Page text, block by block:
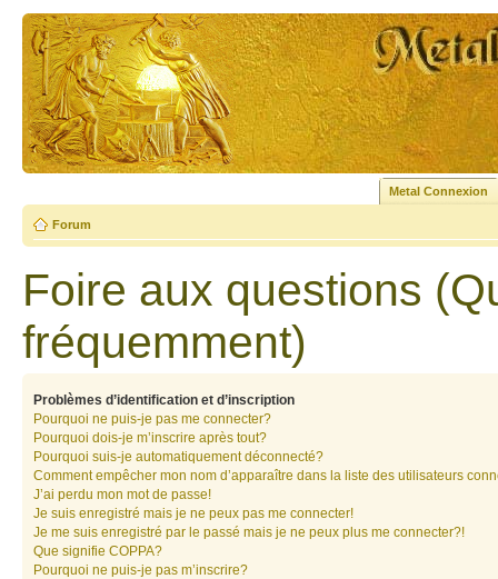
Metal Connexion
Forum
Foire aux questions
fréquemment)
Problèmes d’identification et d’inscription
Pourquoi ne puis-je pas me connecter?
Pourquoi dois-je m’inscrire après tout?
Pourquoi suis-je automatiquement déconnecté?
Comment empêcher mon nom d’apparaître dans la liste des utilisateurs
J’ai perdu mon mot de passe!
Je suis enregistré mais je ne peux pas me connecter!
Je me suis enregistré par le passé mais je ne peux plus me connecter?!
Que signifie COPPA?
Pourquoi ne puis-je pas m’inscrire?